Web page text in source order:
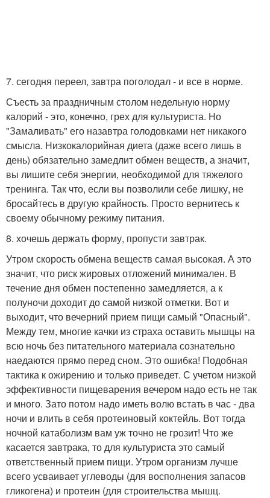
7. сегодня переел, завтра поголодал - и все в норме.
Съесть за праздничным столом недельную норму
калорий - это, конечно, грех для культуриста. Но
"Замаливать" его назавтра голодовками нет никакого
смысла. Низкокалорийная диета (даже всего лишь в
день) обязательно замедлит обмен веществ, а значит,
вы лишите себя энергии, необходимой для тяжелого
тренинга. Так что, если вы позволили себе лишку, не
бросайтесь в другую крайность. Просто вернитесь к
своему обычному режиму питания.
8. хочешь держать форму, пропусти завтрак.
Утром скорость обмена веществ самая высокая. А это
значит, что риск жировых отложений минимален. В
течение дня обмен постепенно замедляется, а к
полуночи доходит до самой низкой отметки. Вот и
выходит, что вечерний прием пищи самый "Опасный".
Между тем, многие качки из страха оставить мышцы на
всю ночь без питательного материала сознательно
наедаются прямо перед сном. Это ошибка! Подобная
тактика к ожирению и только приведет. С учетом низкой
эффективности пищеварения вечером надо есть не так
и много. Зато потом надо иметь волю встать в час - два
ночи и влить в себя протеиновый коктейль. Вот тогда
ночной катаболизм вам уж точно не грозит! Что же
касается завтрака, то для культуриста это самый
ответственный прием пищи. Утром организм лучше
всего усваивает углеводы (для восполнения запасов
гликогена) и протеин (для строительства мышц.